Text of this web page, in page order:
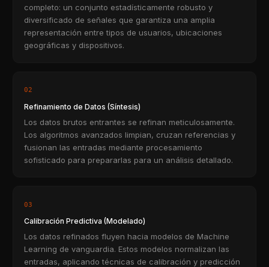
completo: un conjunto estadísticamente robusto y
diversificado de señales que garantiza una amplia
representación entre tipos de usuarios, ubicaciones
geográficas y dispositivos.
02
Refinamiento de Datos (Síntesis)
Los datos brutos entrantes se refinan meticulosamente.
Los algoritmos avanzados limpian, cruzan referencias y
fusionan las entradas mediante procesamiento
sofisticado para prepararlas para un análisis detallado.
03
Calibración Predictiva (Modelado)
Los datos refinados fluyen hacia modelos de Machine
Learning de vanguardia. Estos modelos normalizan las
entradas, aplicando técnicas de calibración y predicción